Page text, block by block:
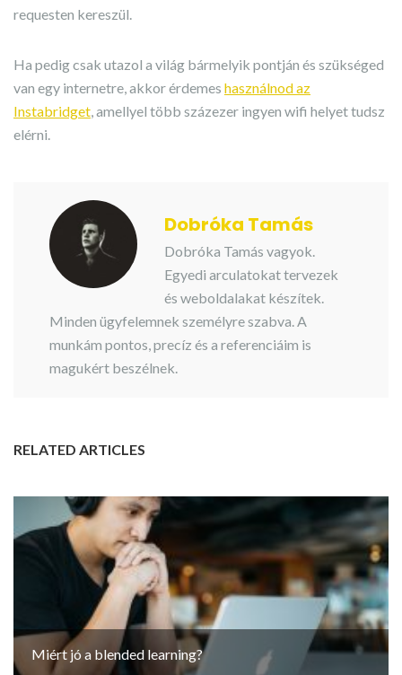
requesten kereszül.
Ha pedig csak utazol a világ bármelyik pontján és szükséged
van egy internetre, akkor érdemes használnod az
Instabridget, amellyel több százezer ingyen wifi helyet tudsz
elérni.
Dobróka Tamás
Dobróka Tamás vagyok.
Egyedi arculatokat tervezek
és weboldalakat készítek.
Minden ügyfelemnek személyre szabva. A
munkám pontos, precíz és a referenciáim is
magukért beszélnek.
RELATED ARTICLES
Miért jó a blended learning?